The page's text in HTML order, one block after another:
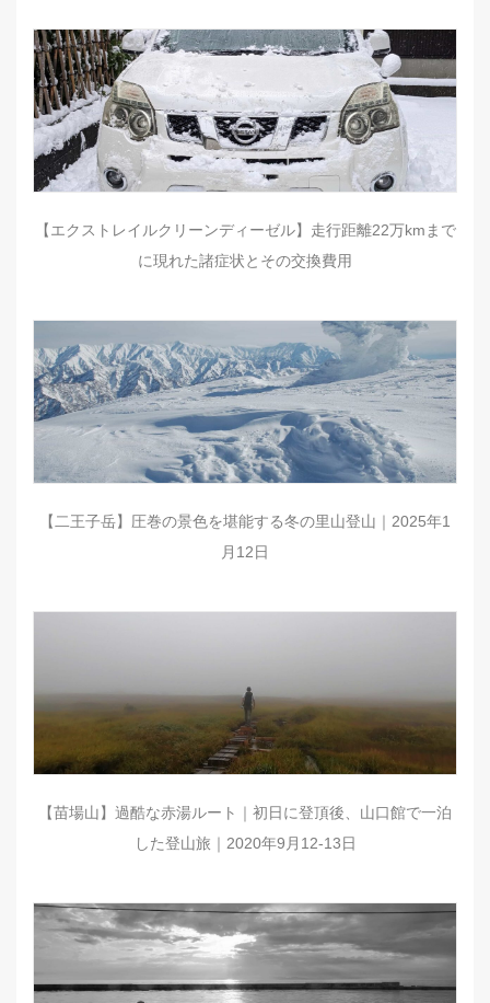
【エクストレイルクリーンディーゼル】走行距離22万kmまで
に現れた諸症状とその交換費用
【二王子岳】圧巻の景色を堪能する冬の里山登山｜2025年1
月12日
【苗場山】過酷な赤湯ルート｜初日に登頂後、山口館で一泊
した登山旅｜2020年9月12-13日